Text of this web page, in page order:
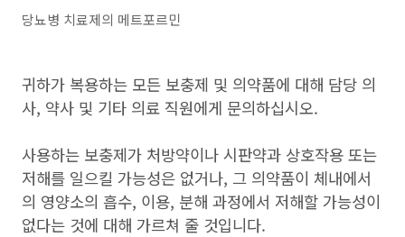
당뇨병 치료제의 메트포르민
귀하가 복용하는 모든 보충제 및 의약품에 대해 담당 의
사, 약사 및 기타 의료 직원에게 문의하십시오.
사용하는 보충제가 처방약이나 시판약과 상호작용 또는
저해를 일으킬 가능성은 없거나, 그 의약품이 체내에서
의 영양소의 흡수, 이용, 분해 과정에서 저해할 가능성이
없다는 것에 대해 가르쳐 줄 것입니다.